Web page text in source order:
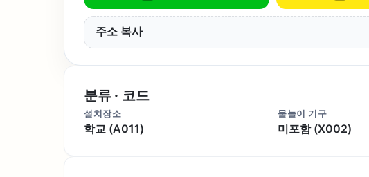
주소 복사
분류 · 코드
설치장소
학교 (A011)
물놀이 기구
미포함 (X002)